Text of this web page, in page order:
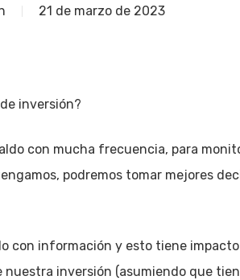
21 de marzo de 2023
inversión?
con mucha frecuencia, para
podremos tomar mejores
con información y esto tiene
inversión (asumiendo que